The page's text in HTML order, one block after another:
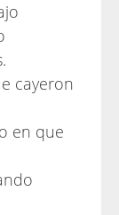
cayeron
en que